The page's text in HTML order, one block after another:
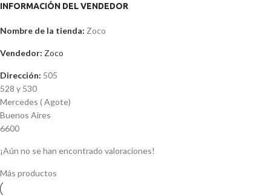
INFORMACIÓN DEL VENDEDOR
Nombre de la tienda: Zoco
Vendedor: Zoco
Dirección: 505
528 y 530
Mercedes ( Agote)
Buenos Aires
6600
¡Aún no se han encontrado valoraciones!
Más productos